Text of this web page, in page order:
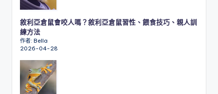
敘利亞倉鼠會咬人嗎？敘利亞倉鼠習性、餵食技巧、親人訓
練方法
作者: Bella
2026-04-28